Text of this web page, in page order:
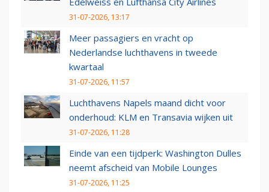
31-07-2026, 13:17
Meer passagiers en vracht op
Nederlandse luchthavens in tweede
kwartaal
31-07-2026, 11:57
Luchthavens Napels maand dicht voor
onderhoud: KLM en Transavia wijken uit
31-07-2026, 11:28
Einde van een tijdperk: Washington Dulles
neemt afscheid van Mobile Lounges
31-07-2026, 11:25